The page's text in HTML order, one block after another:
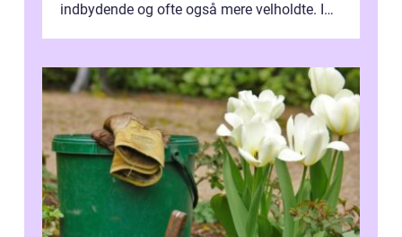
indbydende og ofte også mere velholdte. I